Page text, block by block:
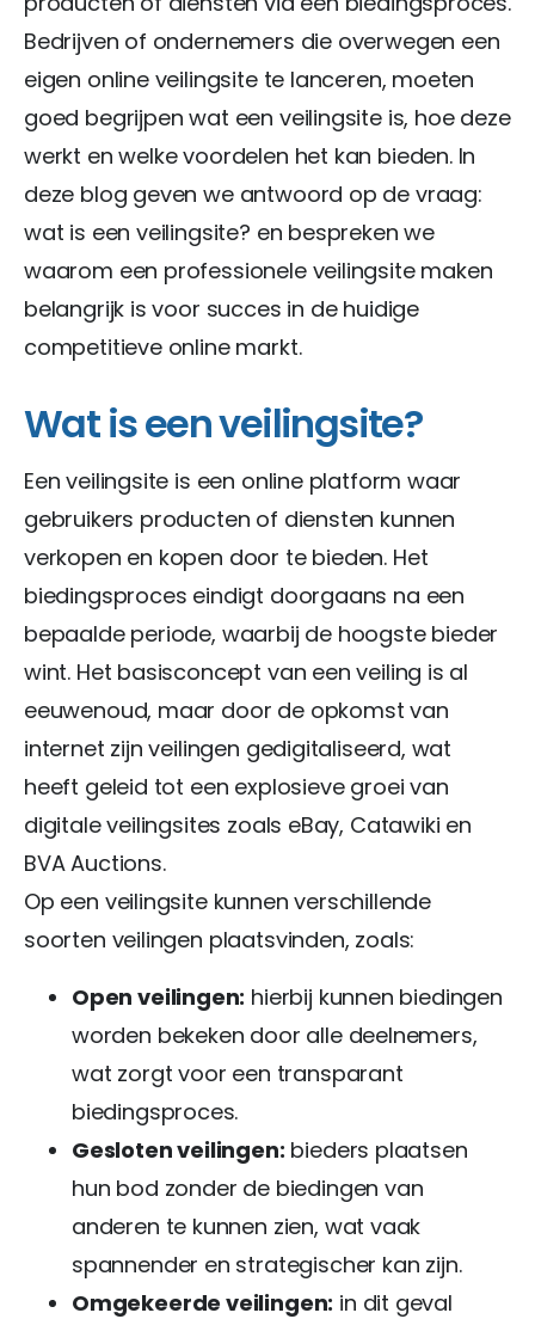
Bedrijven of ondernemers die overwegen een
eigen online veilingsite te lanceren, moeten
goed begrijpen wat een veilingsite is, hoe deze
werkt en welke voordelen het kan bieden. In
deze blog geven we antwoord op de vraag:
wat is een veilingsite? en bespreken we
waarom een professionele veilingsite maken
belangrijk is voor succes in de huidige
competitieve online markt.
Wat is een veilingsite?
Een veilingsite is een online platform waar
gebruikers producten of diensten kunnen
verkopen en kopen door te bieden. Het
biedingsproces eindigt doorgaans na een
bepaalde periode, waarbij de hoogste bieder
wint. Het basisconcept van een veiling is al
eeuwenoud, maar door de opkomst van
internet zijn veilingen gedigitaliseerd, wat
heeft geleid tot een explosieve groei van
digitale veilingsites zoals eBay, Catawiki en
BVA Auctions.
Op een veilingsite kunnen verschillende
soorten veilingen plaatsvinden, zoals:
Open veilingen: hierbij kunnen biedingen
worden bekeken door alle deelnemers,
wat zorgt voor een transparant
biedingsproces.
Gesloten veilingen: bieders plaatsen
hun bod zonder de biedingen van
anderen te kunnen zien, wat vaak
spannender en strategischer kan zijn.
Omgekeerde veilingen: in dit geval